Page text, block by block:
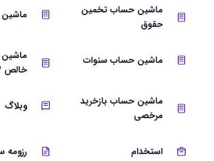
ماشین حساب تخمین
حقوق
ماشین حساب سنوات
خالص
ماشین حساب بازخرید
مرخصی
وبلاگ
استخدام رزومه